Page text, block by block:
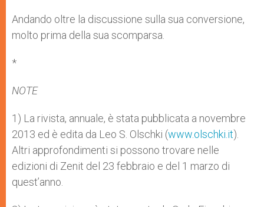
Andando oltre la discussione sulla sua conversione,
molto prima della sua scomparsa.
*
NOTE
1) La rivista, annuale, è stata pubblicata a novembre
2013 ed è edita da Leo S. Olschki (www.olschki.it).
Altri approfondimenti si possono trovare nelle
edizioni di Zenit del 23 febbraio e del 1 marzo di
quest’anno.